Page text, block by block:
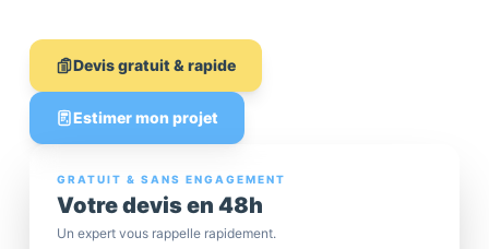
Devis gratuit & rapide
Estimer mon projet
GRATUIT & SANS ENGAGEMENT
Votre devis en 48h
Un expert vous rappelle rapidement.